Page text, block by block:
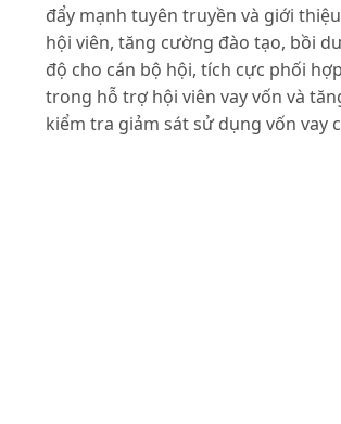
đẩy mạnh tuyên truyền và giới
hội viên, tăng cường đào tạo, bồi
độ cho cán bộ hội, tích cực phối
trong hỗ trợ hội viên vay vốn và
kiểm tra giảm sát sử dụng vốn vay